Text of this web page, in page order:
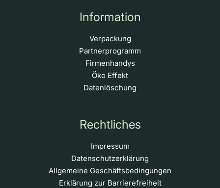
Information
Verpackung
Partnerprogramm
Firmenhandys
Öko Effekt
Datenlöschung
Rechtliches
Impressum
Datenschutzerklärung
Allgemeine Geschäftsbedingungen
Erklärung zur Barrierefreiheit